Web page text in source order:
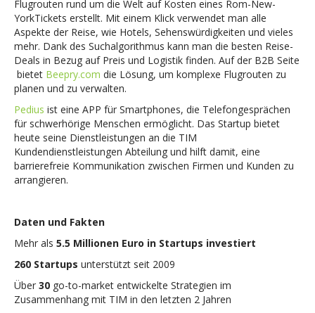
Flugrouten rund um die Welt auf Kosten eines Rom-New-
YorkTickets erstellt. Mit einem Klick verwendet man alle
Aspekte der Reise, wie Hotels, Sehenswürdigkeiten und vieles
mehr. Dank des Suchalgorithmus kann man die besten Reise-
Deals in Bezug auf Preis und Logistik finden. Auf der B2B Seite
bietet Beepry.com die Lösung, um komplexe Flugrouten zu
planen und zu verwalten.
Pedius ist eine APP für Smartphones, die Telefongesprächen
für schwerhörige Menschen ermöglicht. Das Startup bietet
heute seine Dienstleistungen an die TIM
Kundendienstleistungen Abteilung und hilft damit, eine
barrierefreie Kommunikation zwischen Firmen und Kunden zu
arrangieren.
Daten und Fakten
Mehr als 5.5 Millionen Euro in Startups investiert
260 Startups unterstützt seit 2009
Über 30 go-to-market entwickelte Strategien im
Zusammenhang mit TIM in den letzten 2 Jahren